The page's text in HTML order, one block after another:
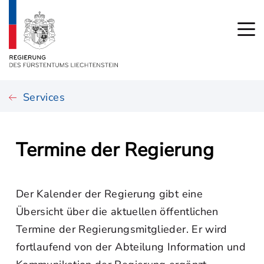
Services
Termine der Regierung
Der Kalender der Regierung gibt eine
Übersicht über die aktuellen öffentlichen
Termine der Regierungsmitglieder. Er wird
fortlaufend von der Abteilung Information und